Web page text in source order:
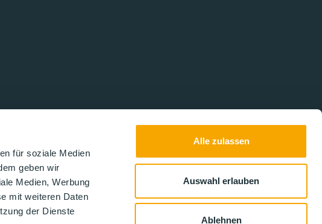
für soziale Medien
geben wir
Medien, Werbung
mit weiteren Daten
der Dienste
Alle zulassen
Auswahl erlauben
Ablehnen